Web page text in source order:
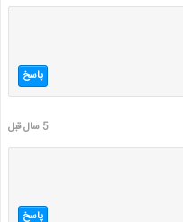
پاسخ
5 سال قبل
پاسخ